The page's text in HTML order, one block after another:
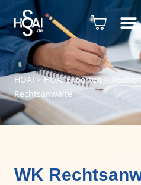
HOAI > HOAI Experten>
Rechtsanwälte
WK